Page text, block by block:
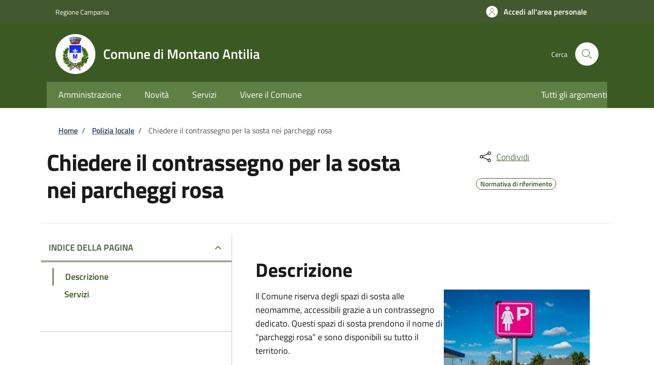
Regione Campania Accedi all'area personale
Comune di Montano Antilia Cerca
Amministrazione Novità Servizi Vivere il Comune Tutti gli argomenti
Briciole di pane
Home / Polizia locale / Chiedere il contrassegno per la sosta nei parcheggi rosa
Chiedere il contrassegno per la sosta
nei parcheggi rosa
Condividi
Normativa di riferimento
INDICE DELLA PAGINA
Descrizione
Servizi
Descrizione
Il Comune riserva degli spazi di sosta alle
neomamme, accessibili grazie a un contrassegno
dedicato. Questi spazi di sosta prendono il nome di
"parcheggi rosa" e sono disponibili su tutto il
territorio.